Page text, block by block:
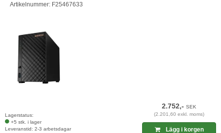
Artikelnummer: F25467633
Lagerstatus:
+5 stk. i lager
Leveranstid: 2-3 arbetsdagar
2.752,-SEK
(2.201,60 exkl. moms)
Lägg i korgen